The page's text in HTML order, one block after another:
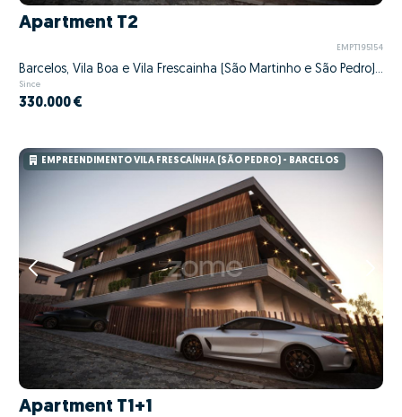
Apartment T2
EMPT195154
Barcelos, Vila Boa e Vila Frescainha (São Martinho e São Pedro), Barcelos, Braga
Since
330.000 €
EMPREENDIMENTO VILA FRESCAÍNHA (SÃO PEDRO) - BARCELOS
Apartment T1+1